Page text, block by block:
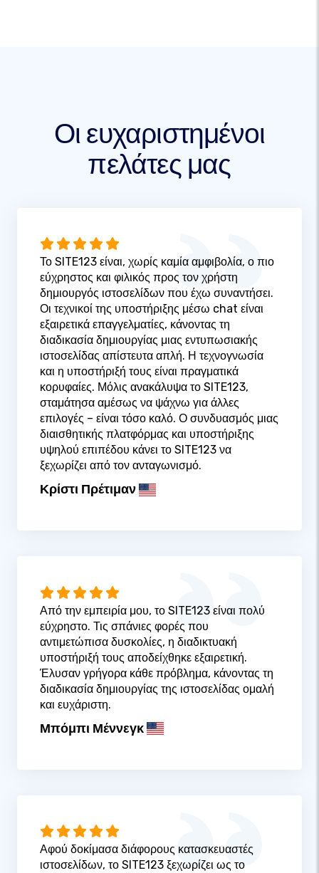
Οι ευχαριστημένοι
πελάτες μας
Το SITE123 είναι, χωρίς καμία αμφιβολία, ο πιο
εύχρηστος και φιλικός προς τον χρήστη
δημιουργός ιστοσελίδων που έχω συναντήσει.
Οι τεχνικοί της υποστήριξης μέσω chat είναι
εξαιρετικά επαγγελματίες, κάνοντας τη
διαδικασία δημιουργίας μιας εντυπωσιακής
ιστοσελίδας απίστευτα απλή. Η τεχνογνωσία
και η υποστήριξή τους είναι πραγματικά
κορυφαίες. Μόλις ανακάλυψα το SITE123,
σταμάτησα αμέσως να ψάχνω για άλλες
επιλογές – είναι τόσο καλό. Ο συνδυασμός μιας
διαισθητικής πλατφόρμας και υποστήριξης
υψηλού επιπέδου κάνει το SITE123 να
ξεχωρίζει από τον ανταγωνισμό.
Κρίστι Πρέτιμαν
Από την εμπειρία μου, το SITE123 είναι πολύ
εύχρηστο. Τις σπάνιες φορές που
αντιμετώπισα δυσκολίες, η διαδικτυακή
υποστήριξή τους αποδείχθηκε εξαιρετική.
Έλυσαν γρήγορα κάθε πρόβλημα, κάνοντας τη
διαδικασία δημιουργίας της ιστοσελίδας ομαλή
και ευχάριστη.
Μπόμπι Μέννεγκ
Αφού δοκίμασα διάφορους κατασκευαστές
ιστοσελίδων, το SITE123 ξεχωρίζει ως το